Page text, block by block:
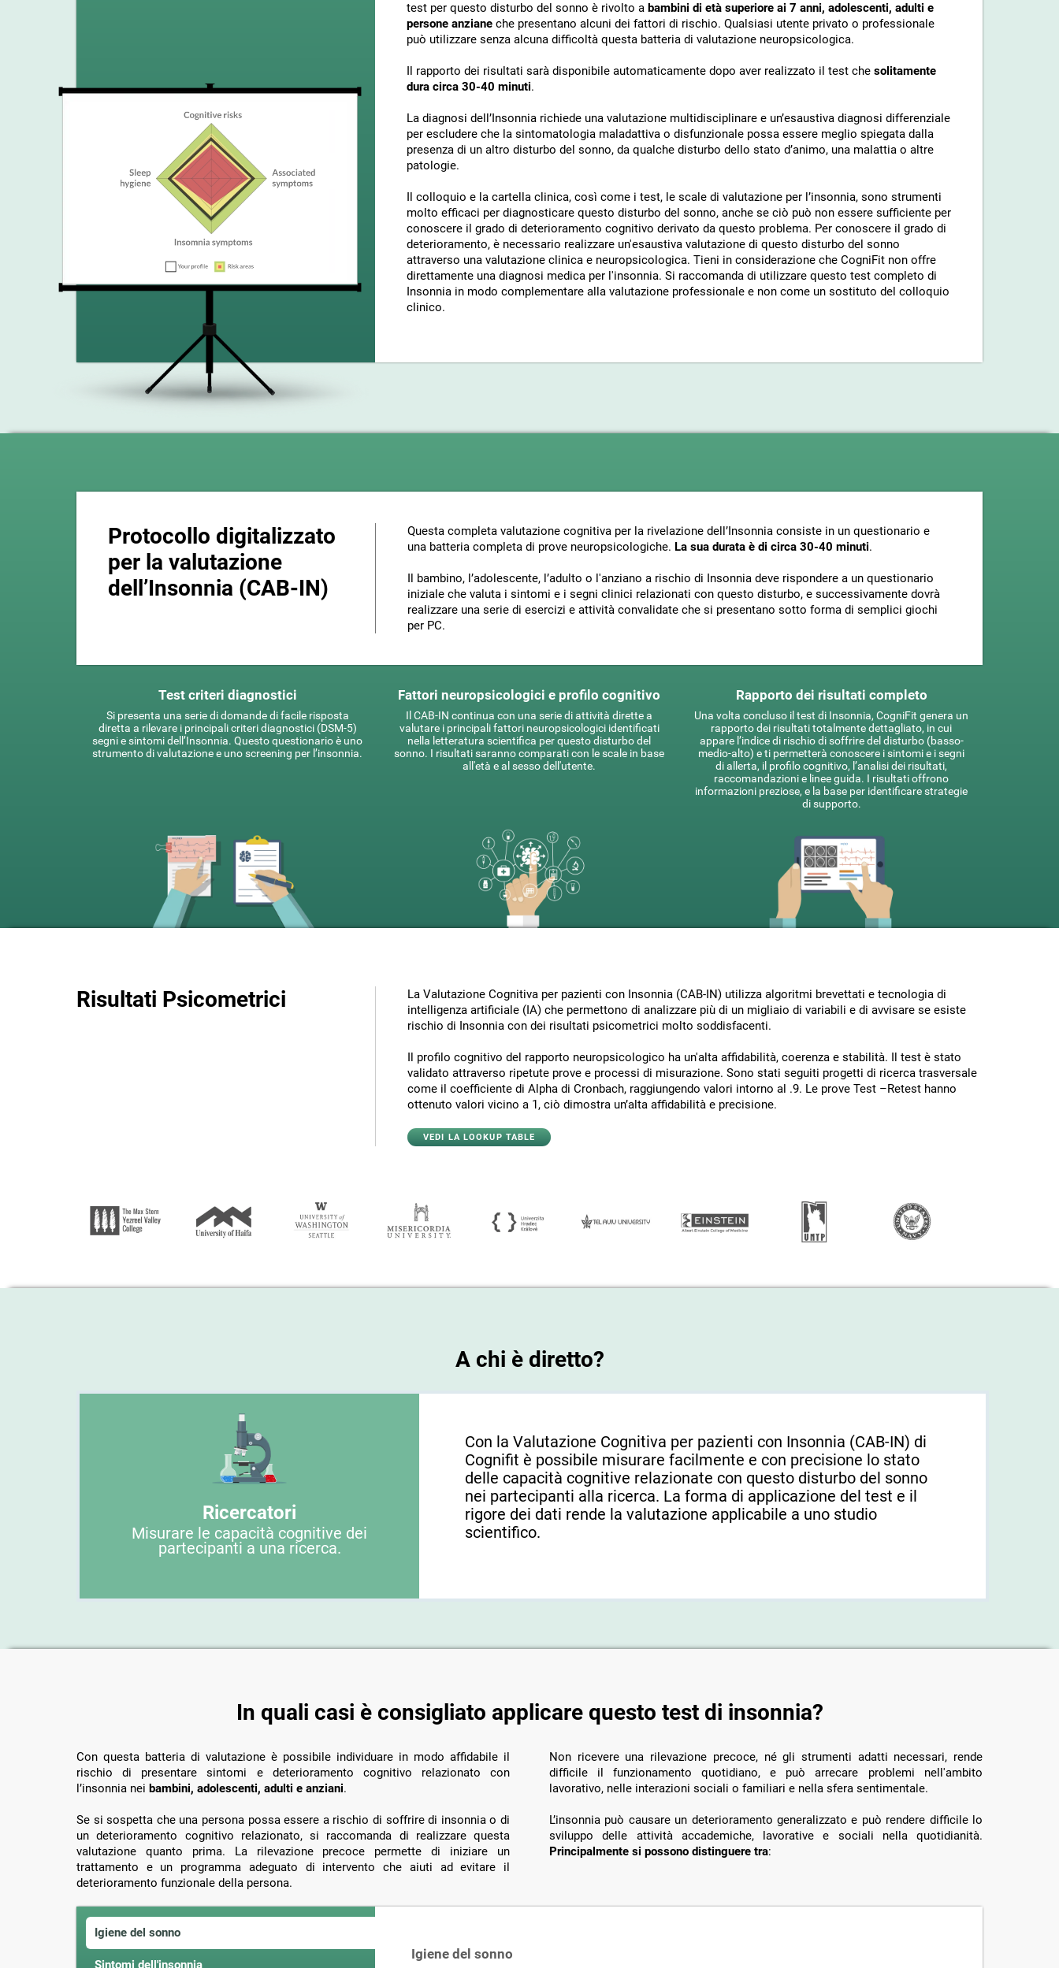
test per questo disturbo del sonno è rivolto a bambini di età superiore ai 7 anni, adolescenti, adulti e
persone anziane che presentano alcuni dei fattori di rischio. Qualsiasi utente privato o professionale
può utilizzare senza alcuna difficoltà questa batteria di valutazione neuropsicologica.
Il rapporto dei risultati sarà disponibile automaticamente dopo aver realizzato il test che solitamente
dura circa 30-40 minuti.
La diagnosi dell’Insonnia richiede una valutazione multidisciplinare e un’esaustiva diagnosi differenziale
per escludere che la sintomatologia maladattiva o disfunzionale possa essere meglio spiegata dalla
presenza di un altro disturbo del sonno, da qualche disturbo dello stato d’animo, una malattia o altre
patologie.
Il colloquio e la cartella clinica, così come i test, le scale di valutazione per l’insonnia, sono strumenti
molto efficaci per diagnosticare questo disturbo del sonno, anche se ciò può non essere sufficiente per
conoscere il grado di deterioramento cognitivo derivato da questo problema. Per conoscere il grado di
deterioramento, è necessario realizzare un'esaustiva valutazione di questo disturbo del sonno
attraverso una valutazione clinica e neuropsicologica. Tieni in considerazione che CogniFit non offre
direttamente una diagnosi medica per l'insonnia. Si raccomanda di utilizzare questo test completo di
Insonnia in modo complementare alla valutazione professionale e non come un sostituto del colloquio
clinico.
Protocollo digitalizzato
per la valutazione
dell’Insonnia (CAB-IN)
Questa completa valutazione cognitiva per la rivelazione dell’Insonnia consiste in un questionario e
una batteria completa di prove neuropsicologiche. La sua durata è di circa 30-40 minuti.
Il bambino, l’adolescente, l’adulto o l'anziano a rischio di Insonnia deve rispondere a un questionario
iniziale che valuta i sintomi e i segni clinici relazionati con questo disturbo, e successivamente dovrà
realizzare una serie di esercizi e attività convalidate che si presentano sotto forma di semplici giochi
per PC.
Test criteri diagnostici
Si presenta una serie di domande di facile risposta
diretta a rilevare i principali criteri diagnostici (DSM-5)
segni e sintomi dell’Insonnia. Questo questionario è uno
strumento di valutazione e uno screening per l’insonnia.
Fattori neuropsicologici e profilo cognitivo
Il CAB-IN continua con una serie di attività dirette a
valutare i principali fattori neuropsicologici identificati
nella letteratura scientifica per questo disturbo del
sonno. I risultati saranno comparati con le scale in base
all'età e al sesso dell'utente.
Rapporto dei risultati completo
Una volta concluso il test di Insonnia, CogniFit genera un
rapporto dei risultati totalmente dettagliato, in cui
appare l’indice di rischio di soffrire del disturbo (basso-
medio-alto) e ti permetterà conoscere i sintomi e i segni
di allerta, il profilo cognitivo, l’analisi dei risultati,
raccomandazioni e linee guida. I risultati offrono
informazioni preziose, e la base per identificare strategie
di supporto.
Risultati Psicometrici
La Valutazione Cognitiva per pazienti con Insonnia (CAB-IN) utilizza algoritmi brevettati e tecnologia di
intelligenza artificiale (IA) che permettono di analizzare più di un migliaio di variabili e di avvisare se esiste
rischio di Insonnia con dei risultati psicometrici molto soddisfacenti.
Il profilo cognitivo del rapporto neuropsicologico ha un'alta affidabilità, coerenza e stabilità. Il test è stato
validato attraverso ripetute prove e processi di misurazione. Sono stati seguiti progetti di ricerca trasversale
come il coefficiente di Alpha di Cronbach, raggiungendo valori intorno al .9. Le prove Test –Retest hanno
ottenuto valori vicino a 1, ciò dimostra un’alta affidabilità e precisione.
VEDI LA LOOKUP TABLE
A chi è diretto?
Ricercatori
Misurare le capacità cognitive dei
partecipanti a una ricerca.
Con la Valutazione Cognitiva per pazienti con Insonnia (CAB-IN) di
Cognifit è possibile misurare facilmente e con precisione lo stato
delle capacità cognitive relazionate con questo disturbo del sonno
nei partecipanti alla ricerca. La forma di applicazione del test e il
rigore dei dati rende la valutazione applicabile a uno studio
scientifico.
In quali casi è consigliato applicare questo test di insonnia?
Con questa batteria di valutazione è possibile individuare in modo affidabile il
rischio di presentare sintomi e deterioramento cognitivo relazionato con
l’insonnia nei bambini, adolescenti, adulti e anziani.
Se si sospetta che una persona possa essere a rischio di soffrire di insonnia o di
un deterioramento cognitivo relazionato, si raccomanda di realizzare questa
valutazione quanto prima. La rilevazione precoce permette di iniziare un
trattamento e un programma adeguato di intervento che aiuti ad evitare il
deterioramento funzionale della persona.
Non ricevere una rilevazione precoce, né gli strumenti adatti necessari, rende
difficile il funzionamento quotidiano, e può arrecare problemi nell'ambito
lavorativo, nelle interazioni sociali o familiari e nella sfera sentimentale.
L’insonnia può causare un deterioramento generalizzato e può rendere difficile lo
sviluppo delle attività accademiche, lavorative e sociali nella quotidianità.
Principalmente si possono distinguere tra:
Igiene del sonno
Sintomi dell'insonnia
Igiene del sonno